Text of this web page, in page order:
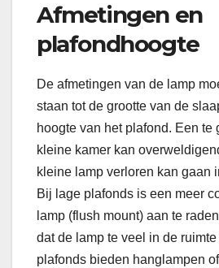
Afmetingen en
plafondhoogte
De afmetingen van de lamp
staan tot de grootte van de
hoogte van het plafond. Een te
kleine kamer kan
kleine lamp verloren kan gaan
Bij lage plafonds is een meer
lamp (flush mount) aan te
dat de lamp te veel in de
plafonds bieden hanglampen